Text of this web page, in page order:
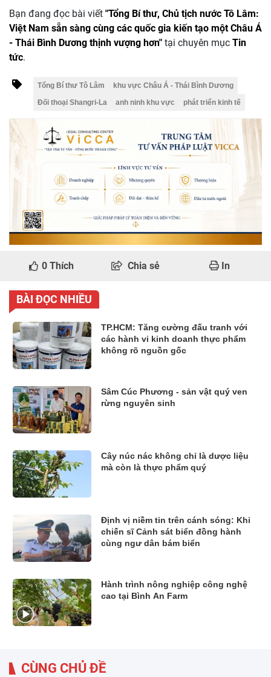
Bạn đang đọc bài viết "Tổng Bí thư, Chủ tịch nước Tô Lâm:
Việt Nam sẵn sàng cùng các quốc gia kiến tạo một Châu Á
- Thái Bình Dương thịnh vượng hơn" tại chuyên mục Tin
tức.
Tổng Bí thư Tô Lâm
khu vực Châu Á - Thái Bình Dương
Đối thoại Shangri-La
anh ninh khu vực phát triển kinh tế
0 Thích Chia sẻ In
BÀI ĐỌC NHIỀU
TP.HCM: Tăng cường đấu tranh với
các hành vi kinh doanh thực phẩm
không rõ nguồn gốc
Sâm Cúc Phương - sản vật quý ven
rừng nguyên sinh
Cây núc nác không chỉ là dược liệu
mà còn là thực phẩm quý
Định vị niềm tin trên cánh sóng: Khi
chiến sĩ Cảnh sát biển đồng hành
cùng ngư dân bám biển
Hành trình nông nghiệp công nghệ
cao tại Bình An Farm
CÙNG CHỦ ĐỀ